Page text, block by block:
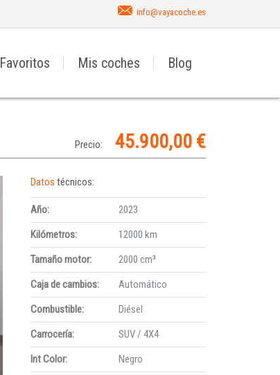
info@vayacoche.es
Favoritos Mis coches Blog
Precio: 45.900,00 €
Datostécnicos:
Año:
2023
Kilómetros:
12000 km
Tamaño motor:
2000 cm³
Caja de cambios:
Automático
Combustible:
Diésel
Carrocería:
SUV / 4X4
Int Color:
Negro